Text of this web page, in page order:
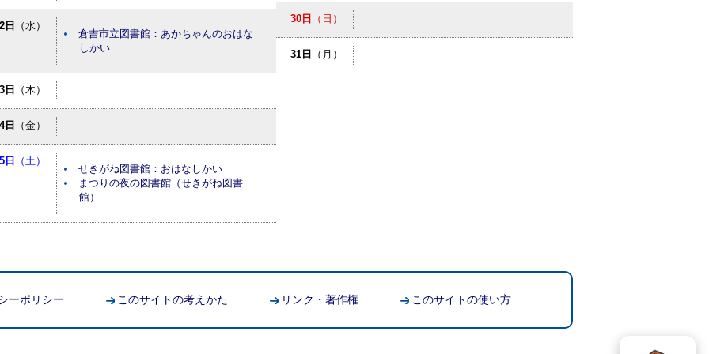
日 （水）
倉吉市立図書館：あかちゃんのおはな
しかい
日 （木）
日 （金）
日 （土）
せきがね図書館：おはなしかい
まつりの夜の図書館（せきがね図書
館）
30日 （日）
31日 （月）
ーポリシー このサイトの考えかた リンク・著作権 このサイトの使い方